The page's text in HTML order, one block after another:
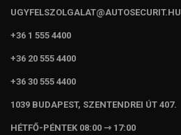
UGYFELSZOLGALAT@AUTOSECURIT.HU
+36 1 555 4400
+36 20 555 4400
+36 30 555 4400
1039 BUDAPEST, SZENTENDREI ÚT 407.
HÉTFŐ-PÉNTEK 08:00 ⇾ 17:00